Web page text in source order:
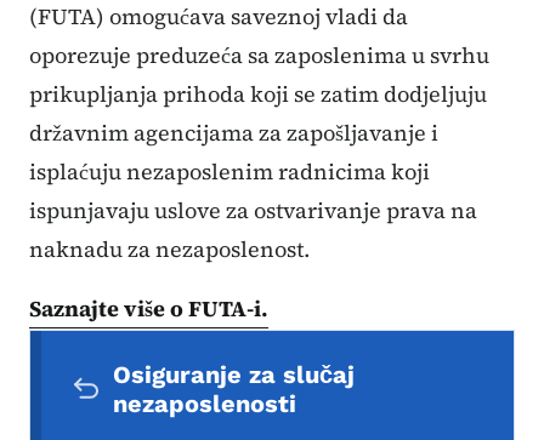
(FUTA) omogućava saveznoj vladi da
oporezuje preduzeća sa zaposlenima u svrhu
prikupljanja prihoda koji se zatim dodjeljuju
državnim agencijama za zapošljavanje i
isplaćuju nezaposlenim radnicima koji
ispunjavaju uslove za ostvarivanje prava na
naknadu za nezaposlenost.
Saznajte više o FUTA-i.
Osiguranje za slučaj
nezaposlenosti